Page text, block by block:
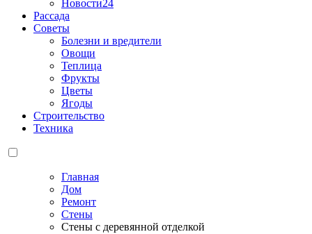
Новости24
Рассада
Советы
Болезни и вредители
Овощи
Теплица
Фрукты
Цветы
Ягоды
Строительство
Техника
Главная
Дом
Ремонт
Стены
Стены с деревянной отделкой